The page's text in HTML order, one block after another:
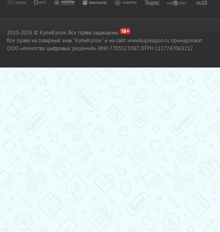
2010-2026 © КупиКупон. Все права защищены.
Все права на товарный знак "КупиКупон" и на сайт www.kupikupon.ru принадлежат
OOO «Агентство цифровых решений» ИНН 7705523387, ОГРН 1127747063212